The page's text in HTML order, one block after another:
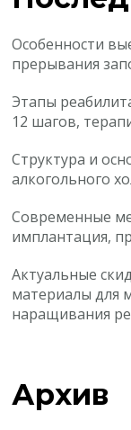
Особенности
прерывания
Этапы
12 шагов,
Структура и
алкогольного
Современные
имплантация,
Актуальные
материалы для
наращивания
Архив